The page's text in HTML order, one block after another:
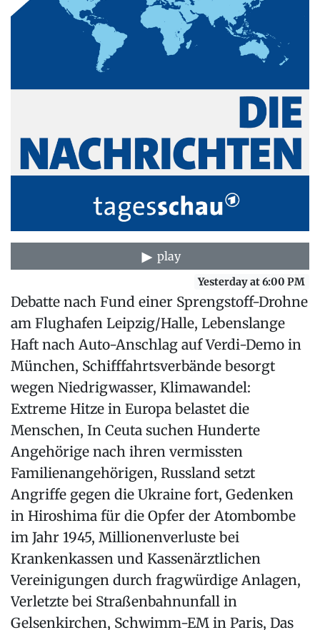
play
Yesterday at 6:00 PM
Debatte nach Fund einer Sprengstoff-Drohne
am Flughafen Leipzig/Halle, Lebenslange
Haft nach Auto-Anschlag auf Verdi-Demo in
München, Schifffahrtsverbände besorgt
wegen Niedrigwasser, Klimawandel:
Extreme Hitze in Europa belastet die
Menschen, In Ceuta suchen Hunderte
Angehörige nach ihren vermissten
Familienangehörigen, Russland setzt
Angriffe gegen die Ukraine fort, Gedenken
in Hiroshima für die Opfer der Atombombe
im Jahr 1945, Millionenverluste bei
Krankenkassen und Kassenärztlichen
Vereinigungen durch fragwürdige Anlagen,
Verletzte bei Straßenbahnunfall in
Gelsenkirchen, Schwimm-EM in Paris, Das